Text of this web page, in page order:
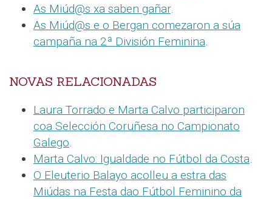
As Miúd@s xa saben gañar.
As Miúd@s e o Bergan comezaron a súa
campaña na 2ª División Feminina.
NOVAS RELACIONADAS
Laura Torrado e Marta Calvo participaron
coa Selección Coruñesa no Campionato
Galego.
Marta Calvo: Igualdade no Fútbol da Costa.
O Eleuterio Balayo acolleu a estra das
Miúdas na Festa dao Fútbol Feminino da